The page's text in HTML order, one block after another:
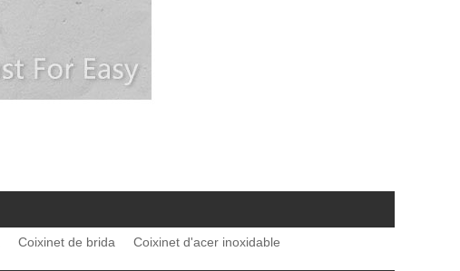
Coixinet de brida
Coixinet d'acer inoxidable